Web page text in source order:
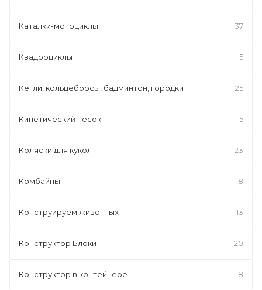
Каталки-мотоциклы 37
Квадроциклы 5
Кегли, кольцебросы, бадминтон, городки 25
Кинетический песок 5
Коляски для кукол 23
Комбайны 8
Конструируем животных 13
Конструктор Блоки 20
Конструктор в контейнере 18